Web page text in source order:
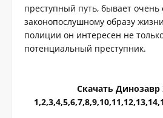
преступный путь, бывает очень
законопослушному образу
полиции он интересен не
потенциальный преступник.
Скачать Динозавр